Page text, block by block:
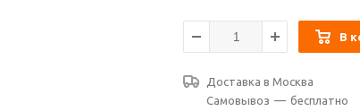
В
Доставка в Москва
Самовывоз — бесплатно